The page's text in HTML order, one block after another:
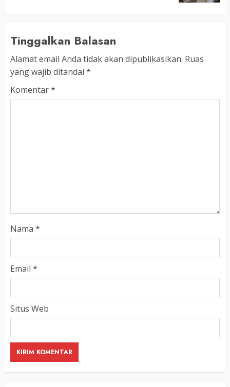
Tinggalkan Balasan
Alamat email Anda tidak akan dipublikasikan. Ruas
yang wajib ditandai *
Komentar*
Nama *
Email *
Situs Web